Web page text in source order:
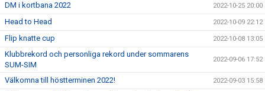
DM i kortbana 2022 2022-10-25 20:00
Head to Head 2022-10-09 22:12
Flip knatte cup 2022-10-08 13:05
Klubbrekord och personliga rekord under sommarens
SUM-SIM
2022-09-06 17:52
Välkomna till höstterminen 2022! 2022-09-03 15:58